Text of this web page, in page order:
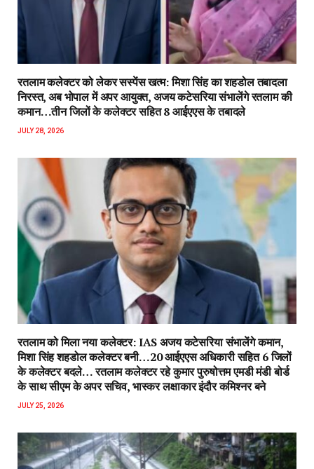
रतलाम कलेक्टर को लेकर सस्पेंस खत्म: मिशा सिंह का शहडोल तबादला
निरस्त, अब भोपाल में अपर आयुक्त, अजय कटेसरिया संभालेंगे रतलाम की
कमान…तीन जिलों के कलेक्टर सहित 8 आईएएस के तबादले
JULY 28, 2026
रतलाम को मिला नया कलेक्टर: IAS अजय कटेसरिया संभालेंगे कमान,
मिशा सिंह शहडोल कलेक्टर बनी…20 आईएएस अधिकारी सहित 6 जिलों
के कलेक्टर बदले… रतलाम कलेक्टर रहे कुमार पुरुषोत्तम एमडी मंडी बोर्ड
के साथ सीएम के अपर सचिव, भास्कर लक्षाकार इंदौर कमिश्नर बने
JULY 25, 2026